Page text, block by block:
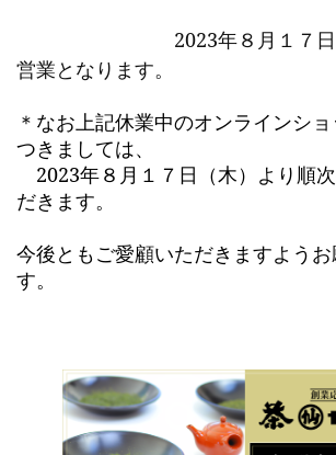
2023年８月１７
営業となります。
＊ なお上記休業中のオンラインシ
つきましては、
2023年８月１７日（木）より順
だきます。
今後ともご愛顧いただきますようお
す。